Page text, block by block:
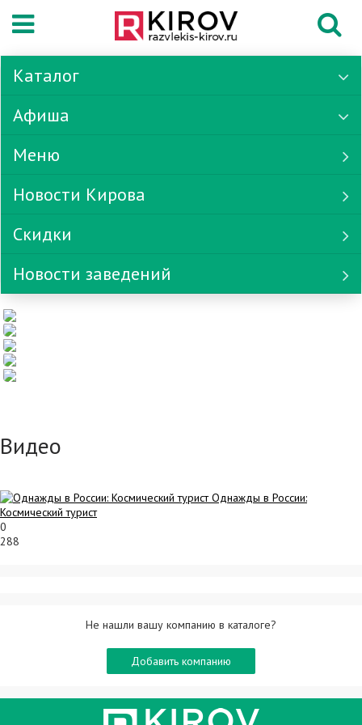
Каталог
Афиша
Меню
Новости Кирова
Скидки
Новости заведений
Видео
Однажды в России:
Космический турист
0
288
Не нашли вашу компанию в каталоге?
Добавить компанию